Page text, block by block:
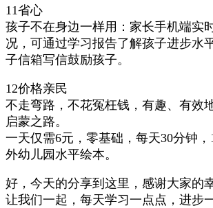
11省心
孩子不在身边一样用：家长手机端实
况，可通过学习报告了解孩子进步水
子信箱写信鼓励孩子。
12价格亲民
不走弯路，不花冤枉钱，有趣、有效
启蒙之路。
一天仅需6元，零基础，每天30分钟，
外幼儿园水平绘本。
好，今天的分享到这里，感谢大家的
让我们一起，每天学习一点点，进步